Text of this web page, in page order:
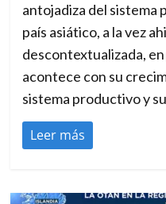
antojadiza del sistema
país asiático, a la vez
descontextualizada,
acontece con su
sistema productivo y
Leer más